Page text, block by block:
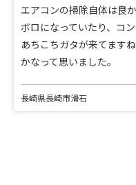
エアコンの掃除自体は良
ボロになっていたり、コ
あちこちガタが来てます
かなって思いました。
長崎県長崎市滑石